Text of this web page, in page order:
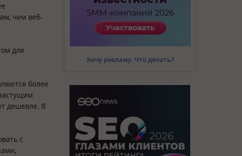
чем веб-
для
более
дешевле. В
с
Хочу рекламу. Что делать?